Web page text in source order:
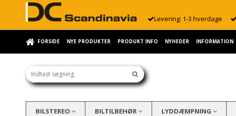
Levering: 1-3 hverdage
FORSIDE NYE PRODUKTER PRODUKT INFO NYHEDER INFORMATION
BILSTEREO BILTILBEHØR LYDDÆMPNING